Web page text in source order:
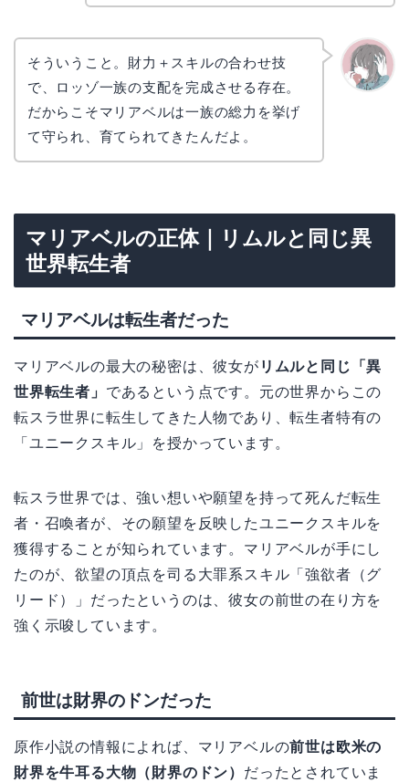
そういうこと。財力＋スキルの合わせ技
で、ロッゾ一族の支配を完成させる存在。
だからこそマリアベルは一族の総力を挙げ
て守られ、育てられてきたんだよ。
マリアベルの正体｜リムルと同じ異
世界転生者
マリアベルは転生者だった
マリアベルの最大の秘密は、彼女が リムルと同じ「異
世界転生者」 であるという点です。元の世界からこの
転スラ世界に転生してきた人物であり、転生者特有の
「ユニークスキル」を授かっています。
転スラ世界では、強い想いや願望を持って死んだ転生
者・召喚者が、その願望を反映したユニークスキルを
獲得することが知られています。マリアベルが手にし
たのが、欲望の頂点を司る大罪系スキル「強欲者（グ
リード）」だったというのは、彼女の前世の在り方を
強く示唆しています。
前世は財界のドンだった
原作小説の情報によれば、マリアベルの前世は欧米の
財界を牛耳る大物（財界のドン） だったとされていま